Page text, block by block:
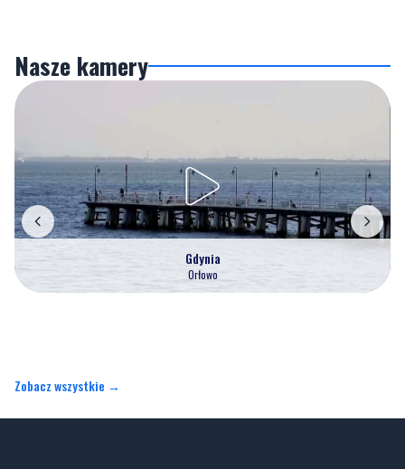
Nasze kamery
Gdynia
Orłowo
Zobacz wszystkie →